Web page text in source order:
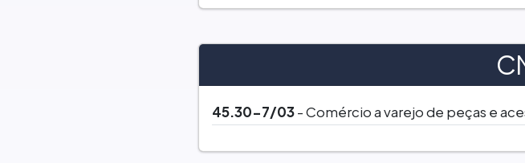
45.30-7/03- Comércio a varejo de peças e